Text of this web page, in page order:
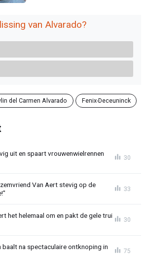
van Alvarado?
del Carmen Alvarado Fenix-Deceuninck
uit en spaart vrouwenwielrennen
30
Van Aert stevig op de
33
het helemaal om en pakt de gele trui
30
baalt na spectaculaire ontknoping in
75